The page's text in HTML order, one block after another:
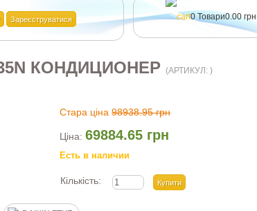
Зареєструватися 0Товари0.00 грн
35N КОНДИЦИОНЕР (АРТИКУЛ: )
Стара ціна 98938.95 грн
Ціна: 69884.65 грн
Есть в наличии
Кількість: